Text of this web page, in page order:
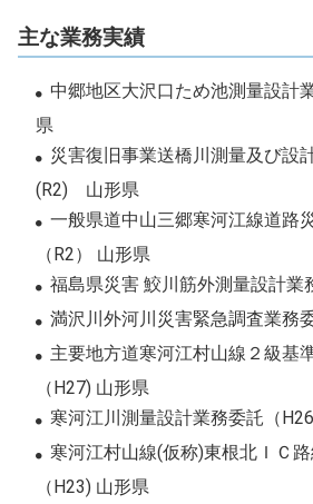
主な業務実績
中郷地区大沢口ため池測量設計
県
災害復旧事業送橋川測量及び設
(R2) 山形県
一般県道中山三郷寒河江線道路
（R2） 山形県
福島県災害 鮫川筋外測量設計業
満沢川外河川災害緊急調査業務
主要地方道寒河江村山線２級基
（H27) 山形県
寒河江川測量設計業務委託（
寒河江村山線(仮称)東根北ＩＣ
（H23) 山形県